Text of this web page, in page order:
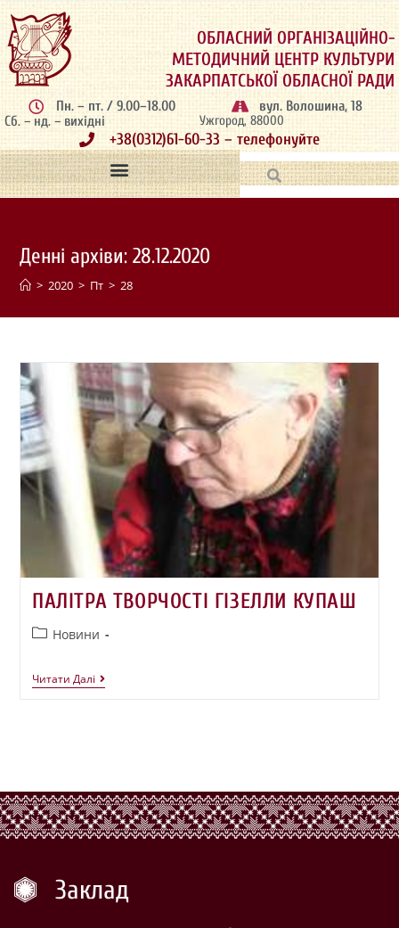
ОБЛАСНИЙ ОРГАНІЗАЦІЙНО-
МЕТОДИЧНИЙ ЦЕНТР КУЛЬТУРИ
ЗАКАРПАТСЬКОЇ ОБЛАСНОЇ РАДИ
Пн. – пт. / 9.00–18.00
Сб. – нд. – вихідні
вул. Волошина, 18
Ужгород, 88000
+38(0312)61-60-33 – телефонуйте
Денні архіви: 28.12.2020
> 2020 > Пт > 28
ПАЛІТРА ТВОРЧОСТІ ГІЗЕЛЛИ КУПАШ
Новини
Читати Далі
Заклад